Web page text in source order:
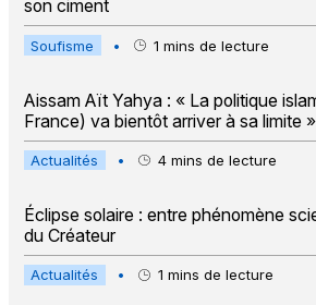
son ciment
Soufisme • 1 mins de lecture
Aissam Aït Yahya : « La politique
France) va bientôt arriver à sa limite »
Actualités • 4 mins de lecture
Éclipse solaire : entre phénomène
du Créateur
Actualités • 1 mins de lecture